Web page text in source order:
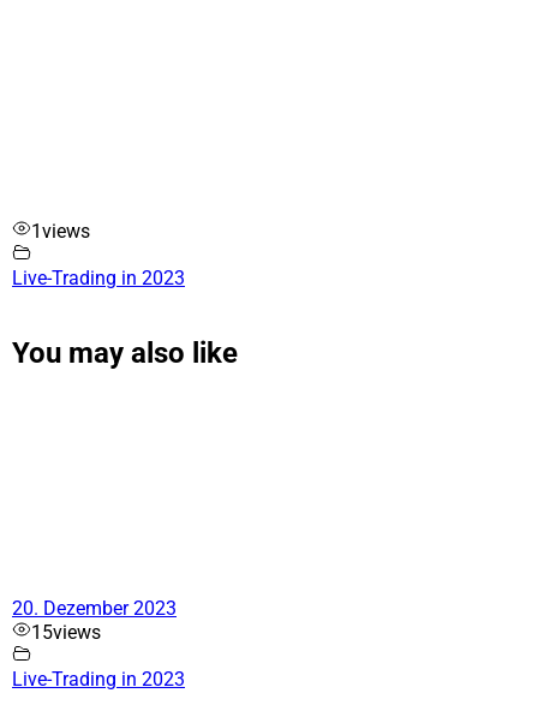
1views
Live-Trading in 2023
You may also like
20. Dezember 2023
15views
Live-Trading in 2023